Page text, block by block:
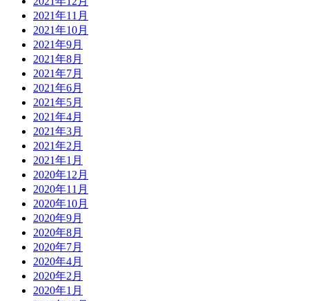
2021年11月
2021年10月
2021年9月
2021年8月
2021年7月
2021年6月
2021年5月
2021年4月
2021年3月
2021年2月
2021年1月
2020年12月
2020年11月
2020年10月
2020年9月
2020年8月
2020年7月
2020年4月
2020年2月
2020年1月